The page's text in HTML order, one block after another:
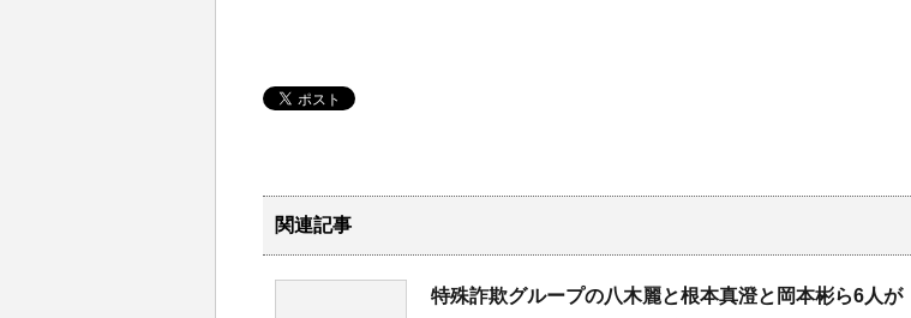
関連記事
特殊詐欺グループの八木麗と根本真澄と岡本彬ら6人が